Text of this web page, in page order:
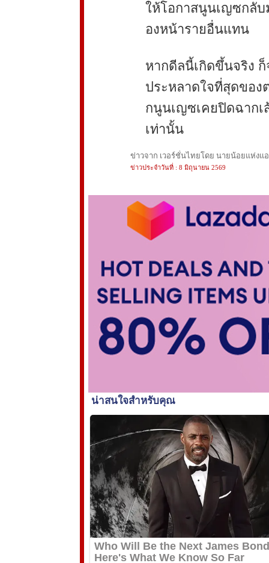
ให้โอกาสนูนเญซกลับ
องหน้ารายอื่นแทน
หากดีลนี้เกิดขึ้นจริง ก็
ประหลาดใจที่สุดของ
กนูนเญซเคยปิดฉากเ
เท่านั้น
ข่าวจาก เวอร์ชั่นไทยโดย นายน้อยแห่งแ
ข่าวประจำวันที่ : 8 มิถุนายน 2569